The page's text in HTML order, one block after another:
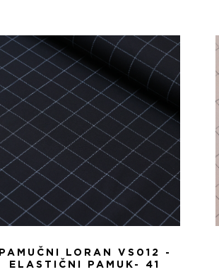
PAMUČNI LORAN VS012 -
ELASTIČNI PAMUK- 41